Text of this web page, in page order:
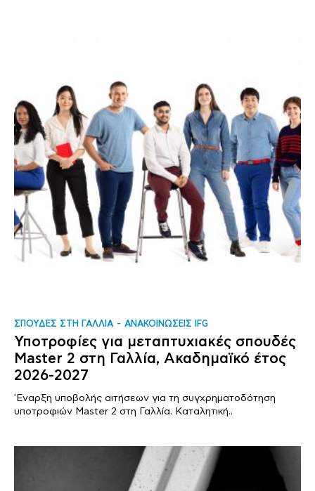
ΣΠΟΥΔΕΣ ΣΤΗ ΓΑΛΛΙΑ ΑΝΑΚΟΙΝΩΣΕΙΣ IFG
Υποτροφίες για μεταπτυχιακές σπουδές
Master 2 στη Γαλλία, Ακαδημαϊκό έτος
2026-2027
'Εναρξη υποβολής αιτήσεων για τη συγχρηματοδότηση
υποτροφιών Master 2 στη Γαλλία. Καταλητική..